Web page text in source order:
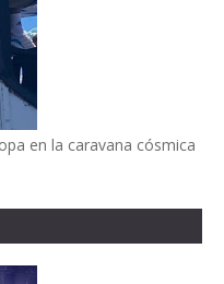
en la caravana cósmica